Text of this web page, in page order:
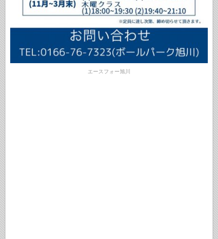
エースフォー旭川